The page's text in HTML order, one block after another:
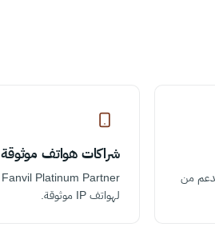
من
شراكات هواتف موثوقة
لهواتف IP موثوقة.